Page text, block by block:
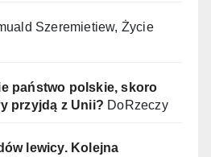
Szeremietiew, Życie
państwo polskie, skoro
przyjdą z Unii? DoRzeczy
lewicy. Kolejna